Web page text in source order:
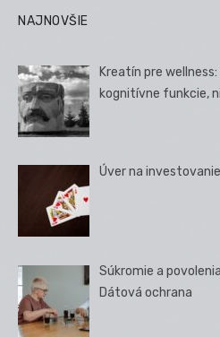
NAJNOVŠIE
Kreatín pre
kognitívne funkcie,
Úver na
Súkromie a
Dátová ochrana